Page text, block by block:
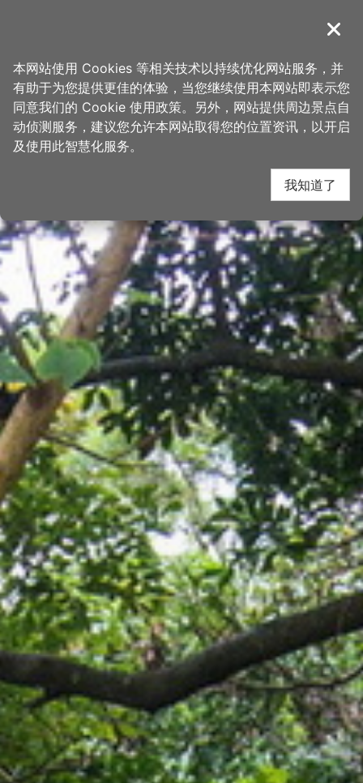
導覽
首页 > 想去的地方 > 景点 > 景点搜寻
網友推推 關閉
【#小桃子爱地球 新手爬山来这里👣】
小桃子来推荐大家一条适合亲子、银髮两相欢的 #健行步道
不用大老远开上山，就在杨梅近郊的
#福人步道
很早以前这里是军事管制区🪖
所以走起来蛮有原始感，还有一些军事遗址
走着你会发现有好多岔路口
但是～不用怕❗️
条条大路通罗马，都是可以抵达终点的
路上还会有一些陡坡、绳索、石阶等等
依旧是不用怕，多数路段还是很平稳的
山径样貌很多元，走起来一点也不无聊😇
偷偷告诉大家，小桃子那天是正中午去爬山
很神奇的是一点也不热😎
找时间家人们揪起来，一起来去走走
📍桃园市杨梅区福人路
🚌公车｜杨梅火车站搭乘L608 （往老庄路739巷），在老坑口下
车，步行约10分钟可抵达。
关闭
本网站使用 Cookies 等相关技术以持续优化网站服务，并
有助于为您提供更佳的体验，当您继续使用本网站即表示您
同意我们的 Cookie 使用政策。另外，网站提供周边景点自
动侦测服务，建议您允许本网站取得您的位置资讯，以开启
及使用此智慧化服务。
我知道了